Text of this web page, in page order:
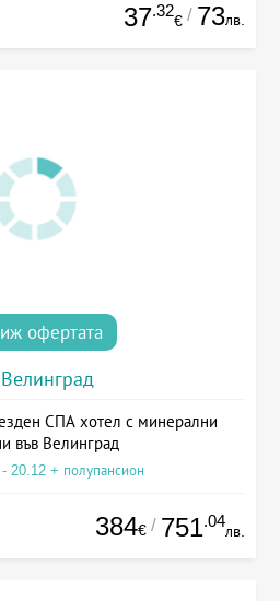
37.32
€ / 73лв.
офертата
Велинград
СПА хотел с минерални
във Велинград
20.12 + полупансион
384€ / 751.04
лв.